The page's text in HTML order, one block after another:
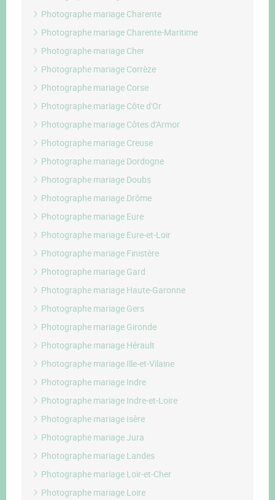
Photographe mariage Charente
Photographe mariage Charente-Maritime
Photographe mariage Cher
Photographe mariage Corrèze
Photographe mariage Corse
Photographe mariage Côte d'Or
Photographe mariage Côtes d'Armor
Photographe mariage Creuse
Photographe mariage Dordogne
Photographe mariage Doubs
Photographe mariage Drôme
Photographe mariage Eure
Photographe mariage Eure-et-Loir
Photographe mariage Finistère
Photographe mariage Gard
Photographe mariage Haute-Garonne
Photographe mariage Gers
Photographe mariage Gironde
Photographe mariage Hérault
Photographe mariage Ille-et-Vilaine
Photographe mariage Indre
Photographe mariage Indre-et-Loire
Photographe mariage Isère
Photographe mariage Jura
Photographe mariage Landes
Photographe mariage Loir-et-Cher
Photographe mariage Loire